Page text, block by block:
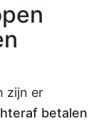
zijn er
betalen